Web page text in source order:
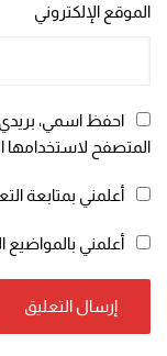
الموقع الإلكتروني
احفظ اسمي، بريدي
المتصفح لاستخدامها
أعلمني بمتابعة
أعلمني بالمواضيع